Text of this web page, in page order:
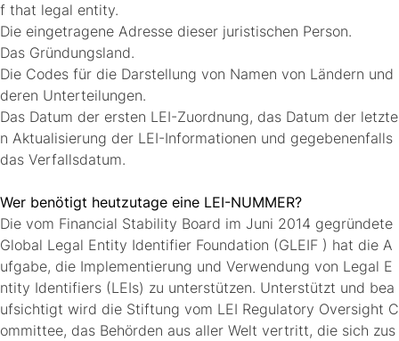
f that legal entity.
Die eingetragene Adresse dieser juristischen Person.
Das Gründungsland.
Die Codes für die Darstellung von Namen von Ländern und
deren Unterteilungen.
Das Datum der ersten LEI-Zuordnung, das Datum der letzte
n Aktualisierung der LEI-Informationen und gegebenenfalls
das Verfallsdatum.
Wer benötigt heutzutage eine LEI-NUMMER?
Die vom Financial Stability Board im Juni 2014 gegründete
Global Legal Entity Identifier Foundation (GLEIF ) hat die A
ufgabe, die Implementierung und Verwendung von Legal E
ntity Identifiers (LEIs) zu unterstützen. Unterstützt und bea
ufsichtigt wird die Stiftung vom LEI Regulatory Oversight C
ommittee, das Behörden aus aller Welt vertritt, die sich zus